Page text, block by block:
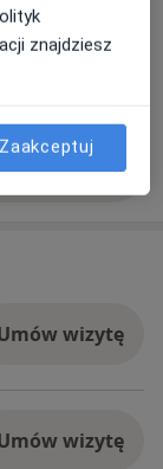
wizytę
wizytę
znajdziesz
Zaakceptuj